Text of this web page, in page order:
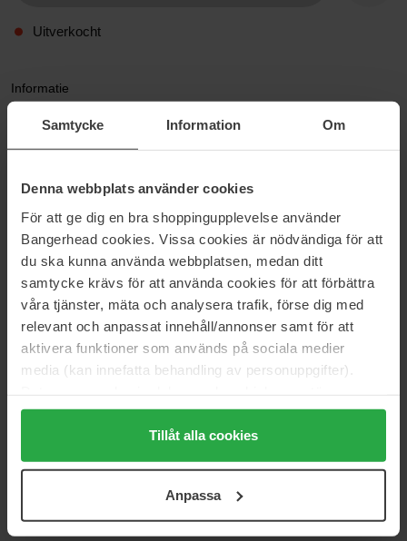
Samtycke Information Om
Denna webbplats använder cookies
För att ge dig en bra shoppingupplevelse använder
Bangerhead cookies. Vissa cookies är nödvändiga för att
du ska kunna använda webbplatsen, medan ditt
samtycke krävs för att använda cookies för att förbättra
våra tjänster, mäta och analysera trafik, förse dig med
relevant och anpassat innehåll/annonser samt för att
aktivera funktioner som används på sociala medier
media (kan innefatta behandling av personuppgifter).
Genom att trycka på "Tillåt alla cookies" accepterar du
alla cookies, medan du under "Detaljer" kan anpassa
användningen av cookies. Du kan när som helst återkalla
samt vår Integritetspolicy.
Tillåt alla cookies
Anpassa
Uitverkocht
Informatie
Geeft maximaal volume aan fijn en middelfijn haar. Gecertificeerde
Artikelnummer: 98656
Categorieën:
Startpagina
Haarverzorging
Stylingproducten
Haarspray
Volumizing Tonic Volum Spray